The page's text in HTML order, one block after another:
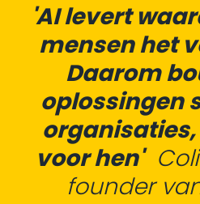
'AI levert
mensen het
Daarom
oplossingen
voor hen'
founder